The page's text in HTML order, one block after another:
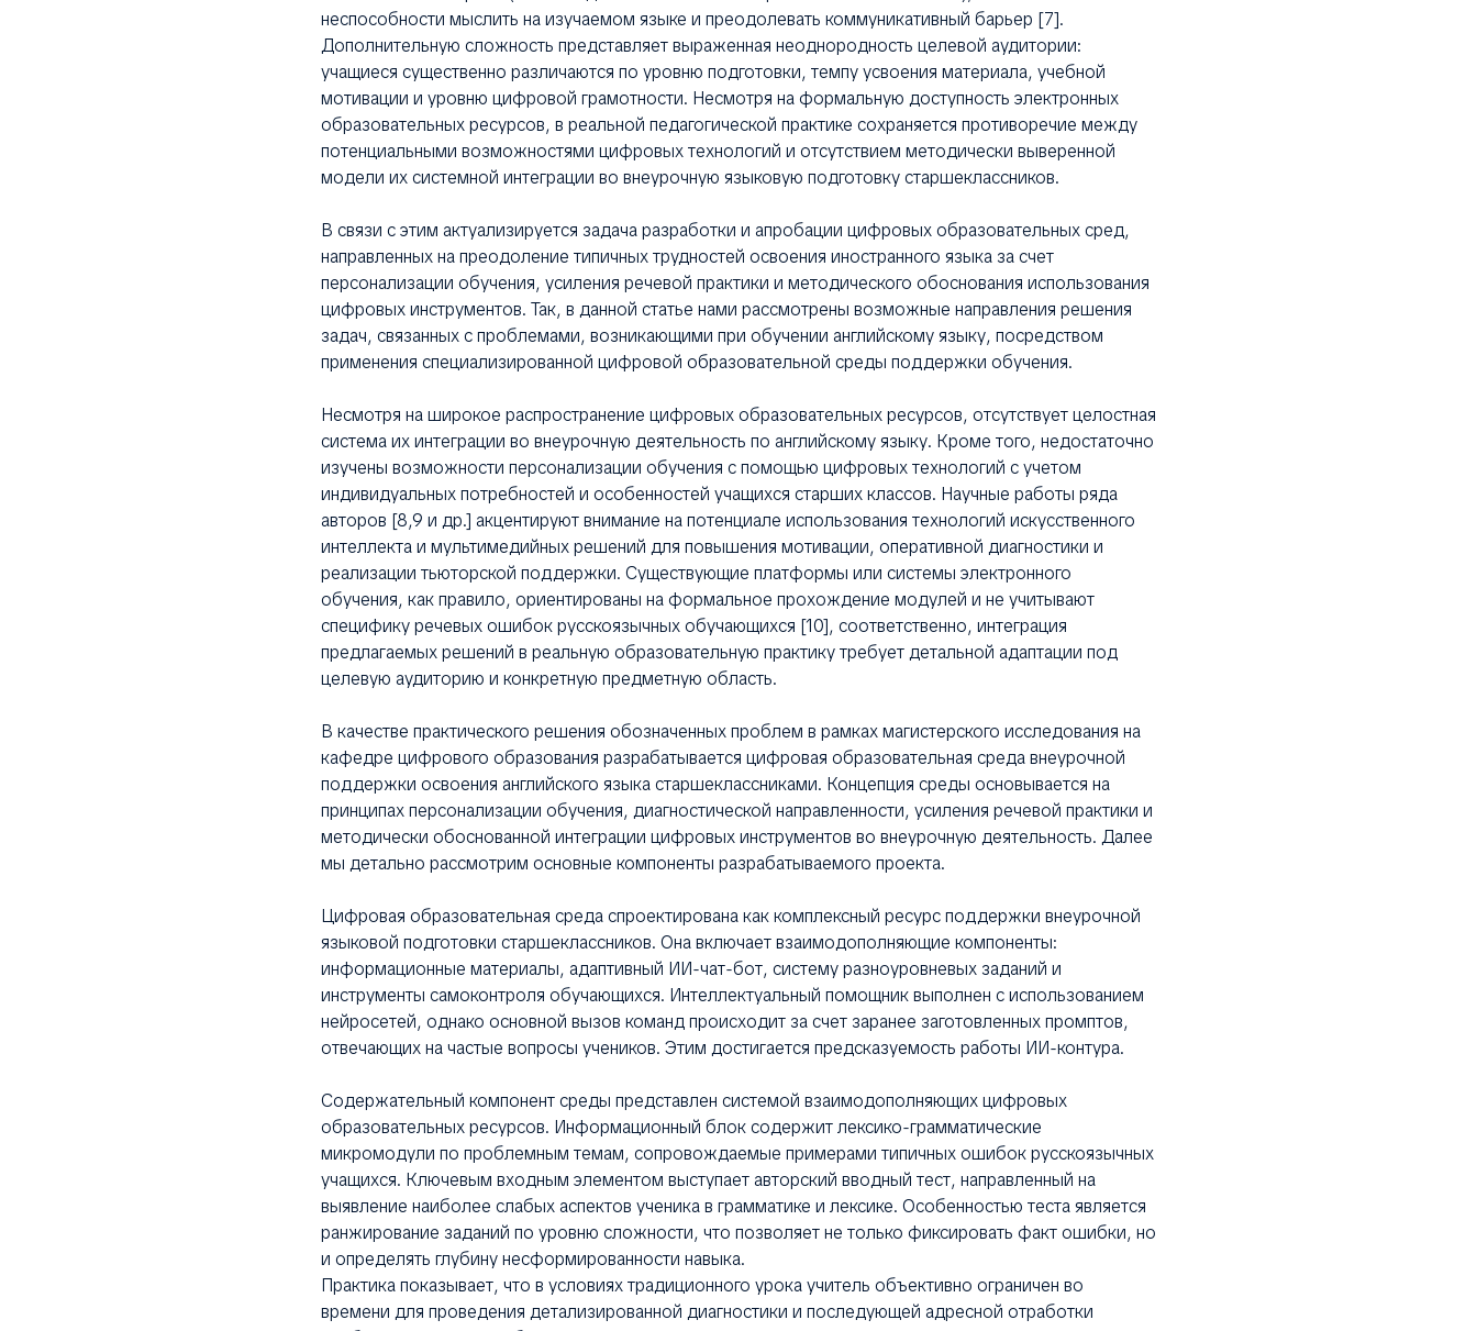
неспособности мыслить на изучаемом языке и преодолевать коммуникативный барьер [7].
Дополнительную сложность представляет выраженная неоднородность целевой аудитории:
учащиеся существенно различаются по уровню подготовки, темпу усвоения материала, учебной
мотивации и уровню цифровой грамотности. Несмотря на формальную доступность электронных
образовательных ресурсов, в реальной педагогической практике сохраняется противоречие между
потенциальными возможностями цифровых технологий и отсутствием методически выверенной
модели их системной интеграции во внеурочную языковую подготовку старшеклассников.
В связи с этим актуализируется задача разработки и апробации цифровых образовательных сред,
направленных на преодоление типичных трудностей освоения иностранного языка за счет
персонализации обучения, усиления речевой практики и методического обоснования использования
цифровых инструментов. Так, в данной статье нами рассмотрены возможные направления решения
задач, связанных с проблемами, возникающими при обучении английскому языку, посредством
применения специализированной цифровой образовательной среды поддержки обучения.
Несмотря на широкое распространение цифровых образовательных ресурсов, отсутствует целостная
система их интеграции во внеурочную деятельность по английскому языку. Кроме того, недостаточно
изучены возможности персонализации обучения с помощью цифровых технологий с учетом
индивидуальных потребностей и особенностей учащихся старших классов. Научные работы ряда
авторов [8,9 и др.] акцентируют внимание на потенциале использования технологий искусственного
интеллекта и мультимедийных решений для повышения мотивации, оперативной диагностики и
реализации тьюторской поддержки. Существующие платформы или системы электронного
обучения, как правило, ориентированы на формальное прохождение модулей и не учитывают
специфику речевых ошибок русскоязычных обучающихся [10], соответственно, интеграция
предлагаемых решений в реальную образовательную практику требует детальной адаптации под
целевую аудиторию и конкретную предметную область.
В качестве практического решения обозначенных проблем в рамках магистерского исследования на
кафедре цифрового образования разрабатывается цифровая образовательная среда внеурочной
поддержки освоения английского языка старшеклассниками. Концепция среды основывается на
принципах персонализации обучения, диагностической направленности, усиления речевой практики и
методически обоснованной интеграции цифровых инструментов во внеурочную деятельность. Далее
мы детально рассмотрим основные компоненты разрабатываемого проекта.
Цифровая образовательная среда спроектирована как комплексный ресурс поддержки внеурочной
языковой подготовки старшеклассников. Она включает взаимодополняющие компоненты:
информационные материалы, адаптивный ИИ-чат-бот, систему разноуровневых заданий и
инструменты самоконтроля обучающихся. Интеллектуальный помощник выполнен с использованием
нейросетей, однако основной вызов команд происходит за счет заранее заготовленных промптов,
отвечающих на частые вопросы учеников. Этим достигается предсказуемость работы ИИ-контура.
Содержательный компонент среды представлен системой взаимодополняющих цифровых
образовательных ресурсов. Информационный блок содержит лексико-грамматические
микромодули по проблемным темам, сопровождаемые примерами типичных ошибок русскоязычных
учащихся. Ключевым входным элементом выступает авторский вводный тест, направленный на
выявление наиболее слабых аспектов ученика в грамматике и лексике. Особенностью теста является
ранжирование заданий по уровню сложности, что позволяет не только фиксировать факт ошибки, но
и определять глубину несформированности навыка.
Практика показывает, что в условиях традиционного урока учитель объективно ограничен во
времени для проведения детализированной диагностики и последующей адресной отработки